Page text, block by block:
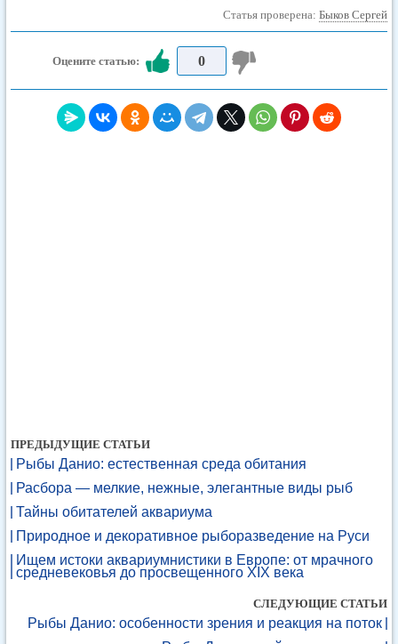
Статья проверена: Быков Сергей
Оцените статью: 0
ПРЕДЫДУЩИЕ СТАТЬИ
Рыбы Данио: естественная среда обитания
Расбора — мелкие, нежные, элегантные виды рыб
Тайны обитателей аквариума
Природное и декоративное рыборазведение на Руси
Ищем истоки аквариумнистики в Европе: от мрачного
средневековья до просвещенного XIX века
СЛЕДУЮЩИЕ СТАТЬИ
Рыбы Данио: особенности зрения и реакция на поток